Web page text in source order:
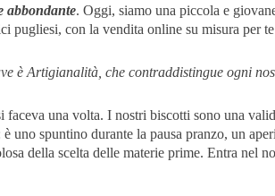
abbondante. Oggi, siamo una piccola e
pugliesi, con la vendita online su misura per
è Artigianalità, che contraddistingue ogni
una volta. I nostri biscotti sono una
uno spuntino durante la pausa pranzo, un
della scelta delle materie prime. Entra nel